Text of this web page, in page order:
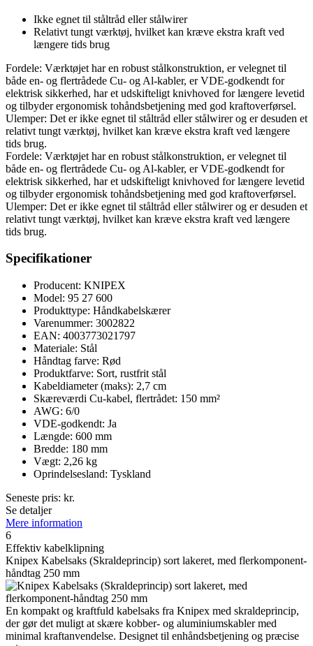
Ikke egnet til ståltråd eller stålwirer
Relativt tungt værktøj, hvilket kan kræve ekstra kraft ved
længere tids brug
Fordele: Værktøjet har en robust stålkonstruktion, er velegnet til
både en- og flertrådede Cu- og Al-kabler, er VDE-godkendt for
elektrisk sikkerhed, har et udskifteligt knivhoved for længere levetid
og tilbyder ergonomisk tohåndsbetjening med god kraftoverførsel.
Ulemper: Det er ikke egnet til ståltråd eller stålwirer og er desuden et
relativt tungt værktøj, hvilket kan kræve ekstra kraft ved længere
tids brug.
Fordele: Værktøjet har en robust stålkonstruktion, er velegnet til
både en- og flertrådede Cu- og Al-kabler, er VDE-godkendt for
elektrisk sikkerhed, har et udskifteligt knivhoved for længere levetid
og tilbyder ergonomisk tohåndsbetjening med god kraftoverførsel.
Ulemper: Det er ikke egnet til ståltråd eller stålwirer og er desuden et
relativt tungt værktøj, hvilket kan kræve ekstra kraft ved længere
tids brug.
Specifikationer
Producent: KNIPEX
Model: 95 27 600
Produkttype: Håndkabelskærer
Varenummer: 3002822
EAN: 4003773021797
Materiale: Stål
Håndtag farve: Rød
Produktfarve: Sort, rustfrit stål
Kabeldiameter (maks): 2,7 cm
Skæreværdi Cu-kabel, flertrådet: 150 mm²
AWG: 6/0
VDE-godkendt: Ja
Længde: 600 mm
Bredde: 180 mm
Vægt: 2,26 kg
Oprindelsesland: Tyskland
Seneste pris: kr.
Se detaljer
Mere information
6
Effektiv kabelklipning
Knipex Kabelsaks (Skraldeprincip) sort lakeret, med flerkomponent-
håndtag 250 mm
En kompakt og kraftfuld kabelsaks fra Knipex med skraldeprincip,
der gør det muligt at skære kobber- og aluminiumskabler med
minimal kraftanvendelse. Designet til enhåndsbetjening og præcise